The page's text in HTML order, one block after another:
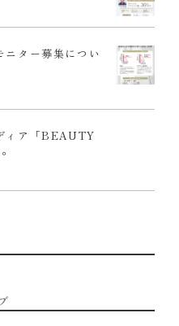
ニター募集につい
ィア「BEAUTY